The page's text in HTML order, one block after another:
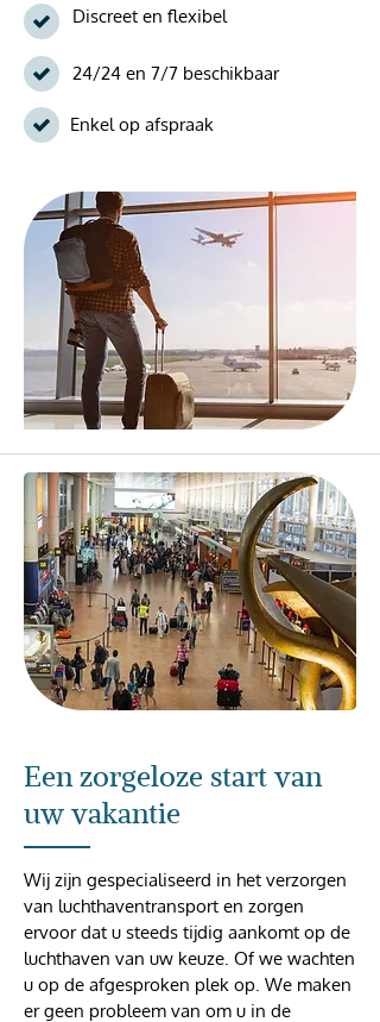
Discreet en flexibel
24/24 en 7/7 beschikbaar
Enkel op afspraak
Een zorgeloze start van
uw vakantie
Wij zijn gespecialiseerd in het verzorgen
van luchthaventransport en zorgen
ervoor dat u steeds tijdig aankomt op de
luchthaven van uw keuze. Of we wachten
u op de afgesproken plek op. We maken
er geen probleem van om u in de